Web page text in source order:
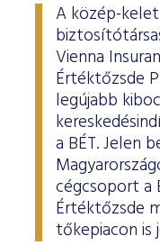
A közép-
Vienna
Értéktőzsde
legújabb
a BÉT. Jelen
cégcsoport a
Értéktőzsde
tőkepiacon is